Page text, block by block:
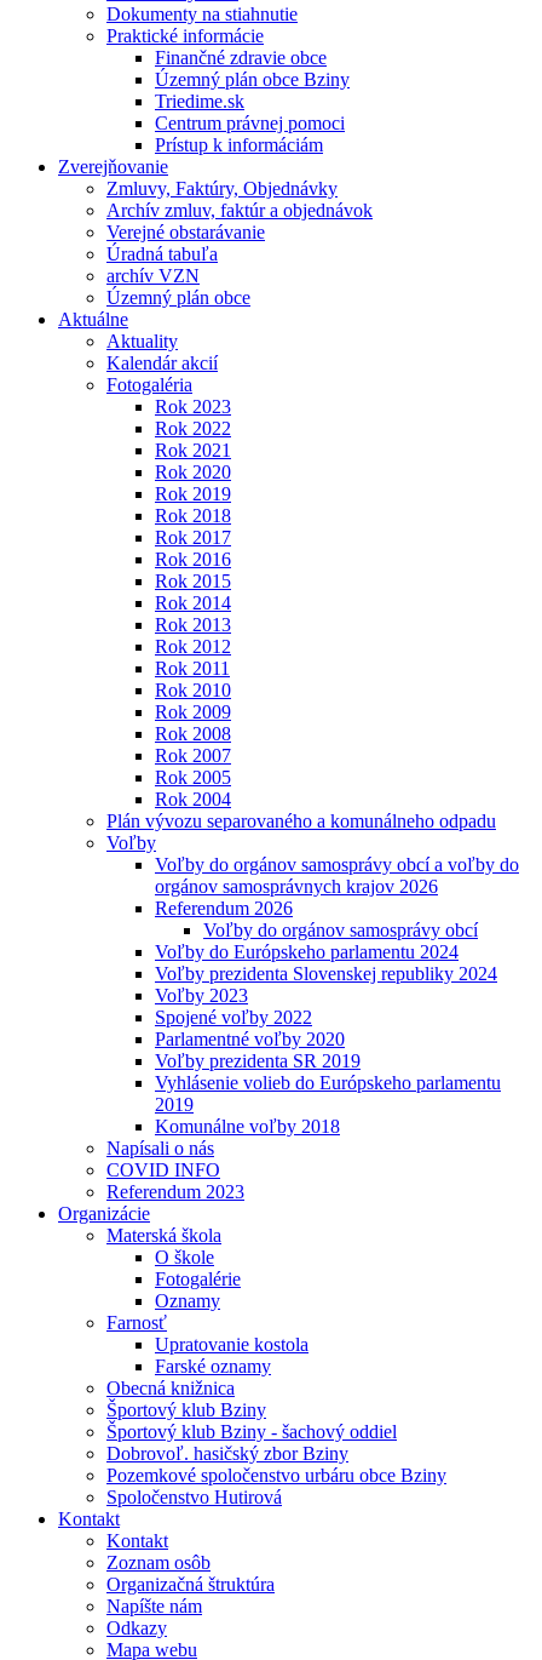
Dokumenty na stiahnutie
Praktické informácie
Finančné zdravie obce
Územný plán obce Bziny
Triedime.sk
Centrum právnej pomoci
Prístup k informáciám
Zverejňovanie
Zmluvy, Faktúry, Objednávky
Archív zmluv, faktúr a objednávok
Verejné obstarávanie
Úradná tabuľa
archív VZN
Územný plán obce
Aktuálne
Aktuality
Kalendár akcií
Fotogaléria
Rok 2023
Rok 2022
Rok 2021
Rok 2020
Rok 2019
Rok 2018
Rok 2017
Rok 2016
Rok 2015
Rok 2014
Rok 2013
Rok 2012
Rok 2011
Rok 2010
Rok 2009
Rok 2008
Rok 2007
Rok 2005
Rok 2004
Plán vývozu separovaného a komunálneho odpadu
Voľby
Voľby do orgánov samosprávy obcí a voľby do
orgánov samosprávnych krajov 2026
Referendum 2026
Voľby do orgánov samosprávy obcí
Voľby do Európskeho parlamentu 2024
Voľby prezidenta Slovenskej republiky 2024
Voľby 2023
Spojené voľby 2022
Parlamentné voľby 2020
Voľby prezidenta SR 2019
Vyhlásenie volieb do Európskeho parlamentu
2019
Komunálne voľby 2018
Napísali o nás
COVID INFO
Referendum 2023
Organizácie
Materská škola
O škole
Fotogalérie
Oznamy
Farnosť
Upratovanie kostola
Farské oznamy
Obecná knižnica
Športový klub Bziny
Športový klub Bziny - šachový oddiel
Dobrovoľ. hasičský zbor Bziny
Pozemkové spoločenstvo urbáru obce Bziny
Spoločenstvo Hutirová
Kontakt
Kontakt
Zoznam osôb
Organizačná štruktúra
Napíšte nám
Odkazy
Mapa webu